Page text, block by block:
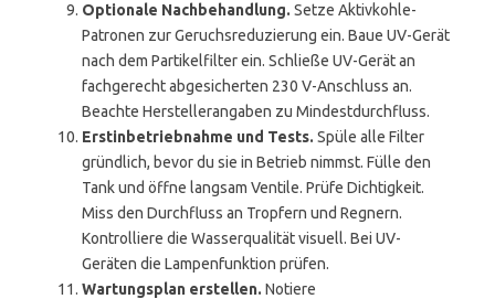
Optionale Nachbehandlung. Setze Aktivkohle-
Patronen zur Geruchsreduzierung ein. Baue UV-Gerät
nach dem Partikelfilter ein. Schließe UV-Gerät an
fachgerecht abgesicherten 230 V-Anschluss an.
Beachte Herstellerangaben zu Mindestdurchfluss.
Erstinbetriebnahme und Tests. Spüle alle Filter
gründlich, bevor du sie in Betrieb nimmst. Fülle den
Tank und öffne langsam Ventile. Prüfe Dichtigkeit.
Miss den Durchfluss an Tropfern und Regnern.
Kontrolliere die Wasserqualität visuell. Bei UV-
Geräten die Lampenfunktion prüfen.
Wartungsplan erstellen. Notiere